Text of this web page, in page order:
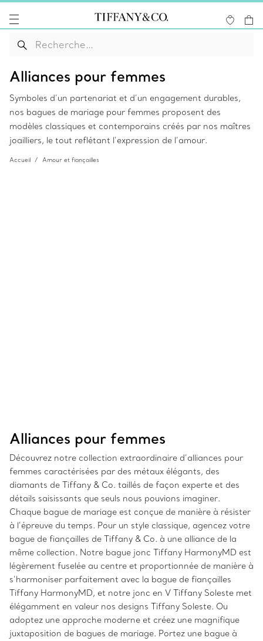
Alliances pour femmes
Symboles d’un partenariat et d’un engagement durables,
nos bagues de mariage pour femmes proposent des
modèles classiques et contemporains créés par nos maîtres
joailliers, le tout reflétant l’expression de l’amour.
Accueil Amour et fiançailles
Alliances pour femmes
Découvrez notre collection extraordinaire d’alliances pour
femmes caractérisées par des métaux élégants, des
diamants de Tiffany & Co. taillés de façon experte et des
détails saisissants que seuls nous pouvions imaginer.
Chaque bague de mariage est conçue de manière à résister
à l’épreuve du temps. Pour un style classique, agencez votre
bague de fiançailles de Tiffany & Co. à une alliance de la
même collection. Notre bague jonc Tiffany HarmonyMD est
légèrement fuselée au centre et proportionnée de manière à
s’harmoniser parfaitement avec la bague de fiançailles
Tiffany HarmonyMD, et notre jonc en V Tiffany Soleste met
élégamment en valeur nos designs Tiffany Soleste. Ou
adoptez une approche moderne et créez une magnifique
juxtaposition de bagues de mariage. Portez une bague à